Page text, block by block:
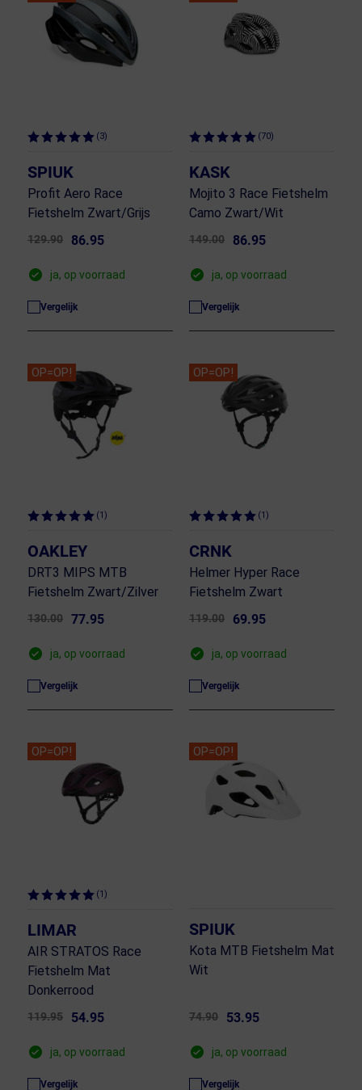
(3)
SPIUK
Profit Aero Race
Fietshelm Zwart/Grijs
129.90 86.95
ja, op voorraad
Vergelijk
(70)
KASK
Mojito 3 Race Fietshelm
Camo Zwart/Wit
149.00 86.95
ja, op voorraad
Vergelijk
OP=OP!
(1)
OAKLEY
DRT3 MIPS MTB
Fietshelm Zwart/Zilver
130.00 77.95
ja, op voorraad
Vergelijk
OP=OP!
(1)
CRNK
Helmer Hyper Race
Fietshelm Zwart
119.00 69.95
ja, op voorraad
Vergelijk
OP=OP!
(1)
LIMAR
AIR STRATOS Race
Fietshelm Mat
Donkerrood
119.95 54.95
ja, op voorraad
Vergelijk
OP=OP!
SPIUK
Kota MTB Fietshelm Mat
Wit
74.90 53.95
ja, op voorraad
Vergelijk